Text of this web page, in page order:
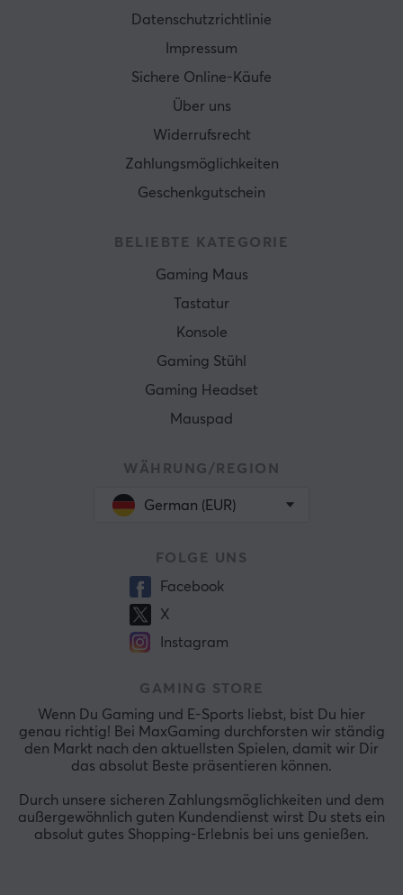
Datenschutzrichtlinie
Impressum
Sichere Online-Käufe
Über uns
Widerrufsrecht
Zahlungsmöglichkeiten
Geschenkgutschein
BELIEBTE KATEGORIE
Gaming Maus
Tastatur
Konsole
Gaming Stühl
Gaming Headset
Mauspad
WÄHRUNG/REGION
German (EUR)
FOLGE UNS
Facebook
X
Instagram
GAMING STORE
Wenn Du Gaming und E-Sports liebst, bist Du hier
genau richtig! Bei MaxGaming durchforsten wir ständig
den Markt nach den aktuellsten Spielen, damit wir Dir
das absolut Beste präsentieren können.
Durch unsere sicheren Zahlungsmöglichkeiten und dem
außergewöhnlich guten Kundendienst wirst Du stets ein
absolut gutes Shopping-Erlebnis bei uns genießen.